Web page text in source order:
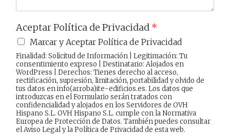
Aceptar Política de Privacidad *
Marcar y Aceptar Política de Privacidad
Finalidad: Solicitud de Información | Legitimación: Tu
consentimiento expreso | Destinatario: Alojados en
WordPress | Derechos: Tienes derecho al acceso,
rectificación, supresión, limitación, portabilidad y olvido de
tus datos en info(arroba)ite-edificios.es. Los datos que
introduzcas en el Formulario serán tratados con
confidencialidad y alojados en los Servidores de OVH
Hispano S.L. OVH Hispano S.L. cumple con la Normativa
Europea de Protección de Datos. También puedes consultar
elAviso Legaly laPolítica de Privacidadde esta web.